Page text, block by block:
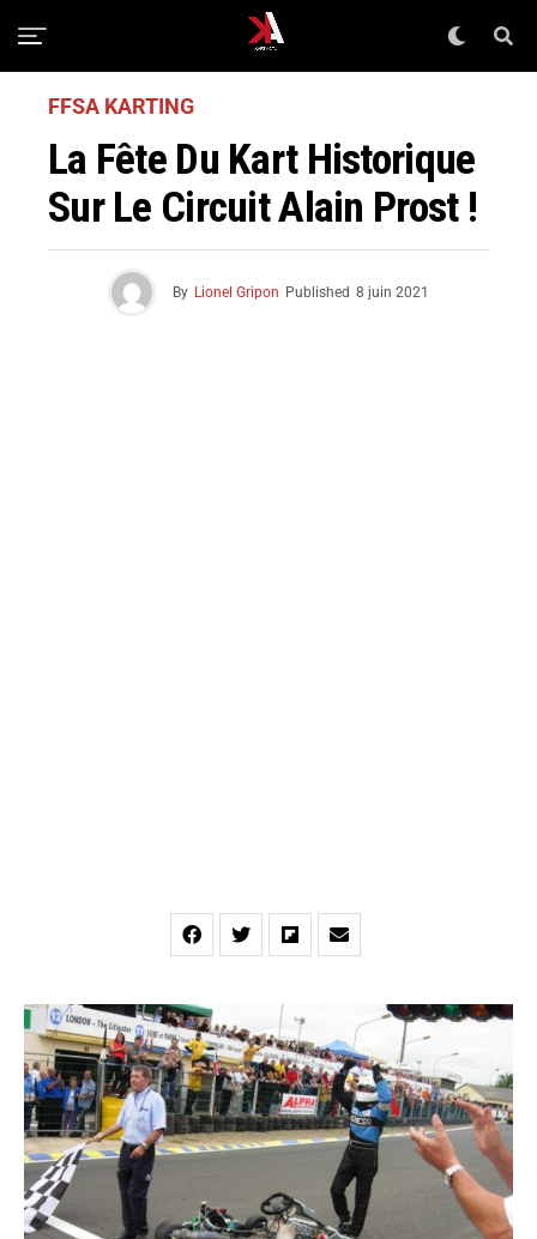
FFSA KARTING
La Fête Du Kart Historique
Sur Le Circuit Alain Prost !
By Lionel Gripon Published 8 juin 2021